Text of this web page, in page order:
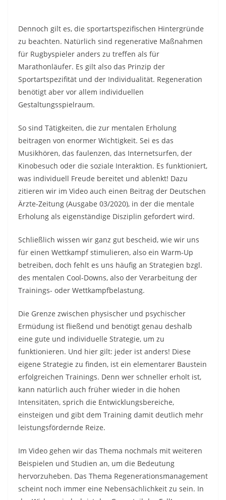
Dennoch gilt es, die sportartspezifischen Hintergründe
zu beachten. Natürlich sind regenerative Maßnahmen
für Rugbyspieler anders zu treffen als für
Marathonläufer. Es gilt also das Prinzip der
Sportartspezifität und der Individualität. Regeneration
benötigt aber vor allem individuellen
Gestaltungsspielraum.
So sind Tätigkeiten, die zur mentalen Erholung
beitragen von enormer Wichtigkeit. Sei es das
Musikhören, das faulenzen, das Internetsurfen, der
Kinobesuch oder die soziale Interaktion. Es funktioniert,
was individuell Freude bereitet und ablenkt! Dazu
zitieren wir im Video auch einen Beitrag der Deutschen
Ärzte-Zeitung (Ausgabe 03/2020), in der die mentale
Erholung als eigenständige Disziplin gefordert wird.
Schließlich wissen wir ganz gut bescheid, wie wir uns
für einen Wettkampf stimulieren, also ein Warm-Up
betreiben, doch fehlt es uns häufig an Strategien bzgl.
des mentalen Cool-Downs, also der Verarbeitung der
Trainings- oder Wettkampfbelastung.
Die Grenze zwischen physischer und psychischer
Ermüdung ist fließend und benötigt genau deshalb
eine gute und individuelle Strategie, um zu
funktionieren. Und hier gilt: jeder ist anders! Diese
eigene Strategie zu finden, ist ein elementarer Baustein
erfolgreichen Trainings. Denn wer schneller erholt ist,
kann natürlich auch früher wieder in die hohen
Intensitäten, sprich die Entwicklungsbereiche,
einsteigen und gibt dem Training damit deutlich mehr
leistungsfördernde Reize.
Im Video gehen wir das Thema nochmals mit weiteren
Beispielen und Studien an, um die Bedeutung
hervorzuheben. Das Thema Regenerationsmanagement
scheint noch immer eine Nebensächlichkeit zu sein. In